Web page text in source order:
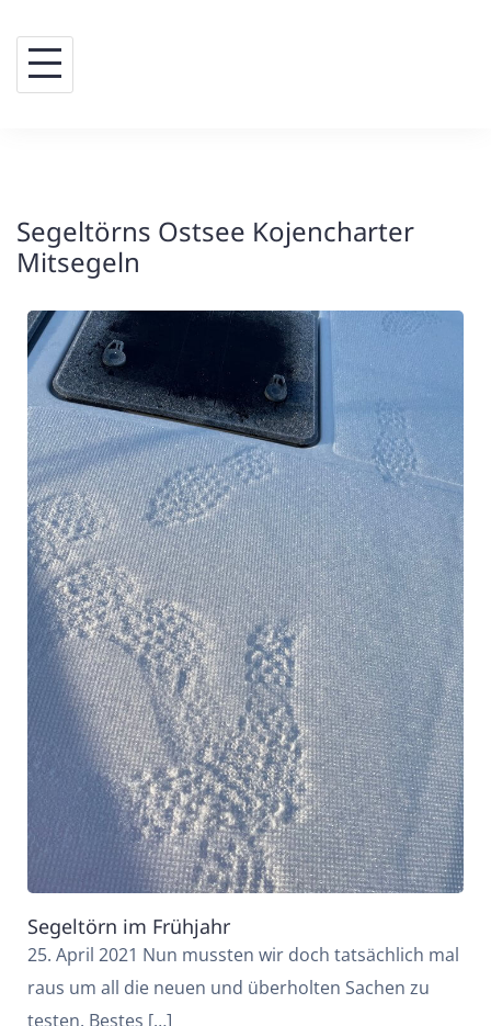
content
Segeltörns Ostsee Kojencharter
Mitsegeln
Segeltörn im Frühjahr
25. April 2021 Nun mussten wir doch tatsächlich mal
raus um all die neuen und überholten Sachen zu
testen. Bestes […]